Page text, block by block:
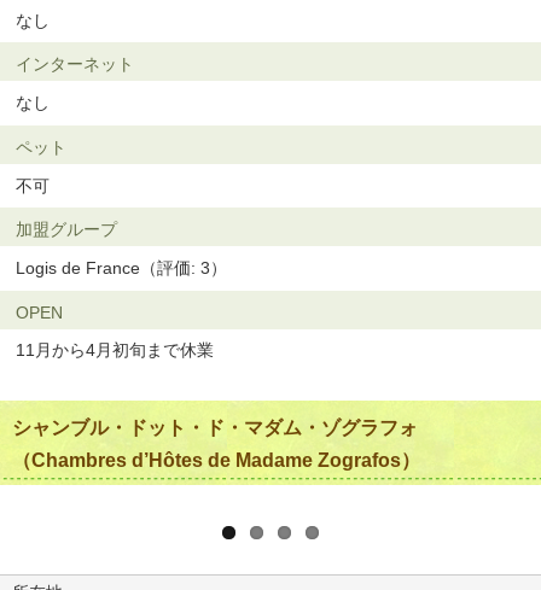
なし
インターネット
なし
ペット
不可
加盟グループ
Logis de France（評価: 3）
OPEN
11月から4月初旬まで休業
シャンブル・ドット・ド・マダム・ゾグラフォ
（Chambres d’Hôtes de Madame Zografos）